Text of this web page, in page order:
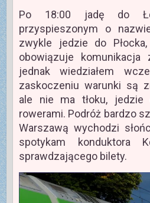
Po 18:00 jadę do
przyspieszonym o
zwykle jedzie do
obowiązuje
jednak wiedziałem
zaskoczeniu warunki są
ale nie ma tłoku,
rowerami. Podróż bardzo
Warszawą wychodzi
spotykam konduktora
sprawdzającego bilety.